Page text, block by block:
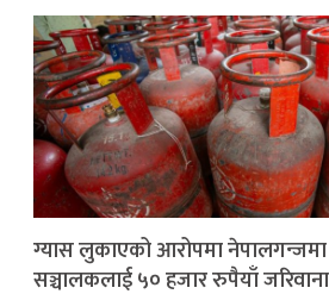
ग्यास लुकाएको आरोपमा
सञ्चालकलाई ५० हजार रुपैयाँ जरिवाना